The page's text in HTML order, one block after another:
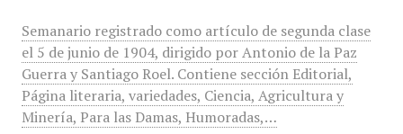
Semanario registrado como artículo de segunda clase
el 5 de junio de 1904, dirigido por Antonio de la Paz
Guerra y Santiago Roel. Contiene sección Editorial,
Página literaria, variedades, Ciencia, Agricultura y
Minería, Para las Damas, Humoradas,…